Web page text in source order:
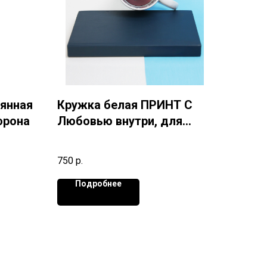
в
Кружка белая ПРИНТ С
Любовью внутри, для
750 р.
Подробнее